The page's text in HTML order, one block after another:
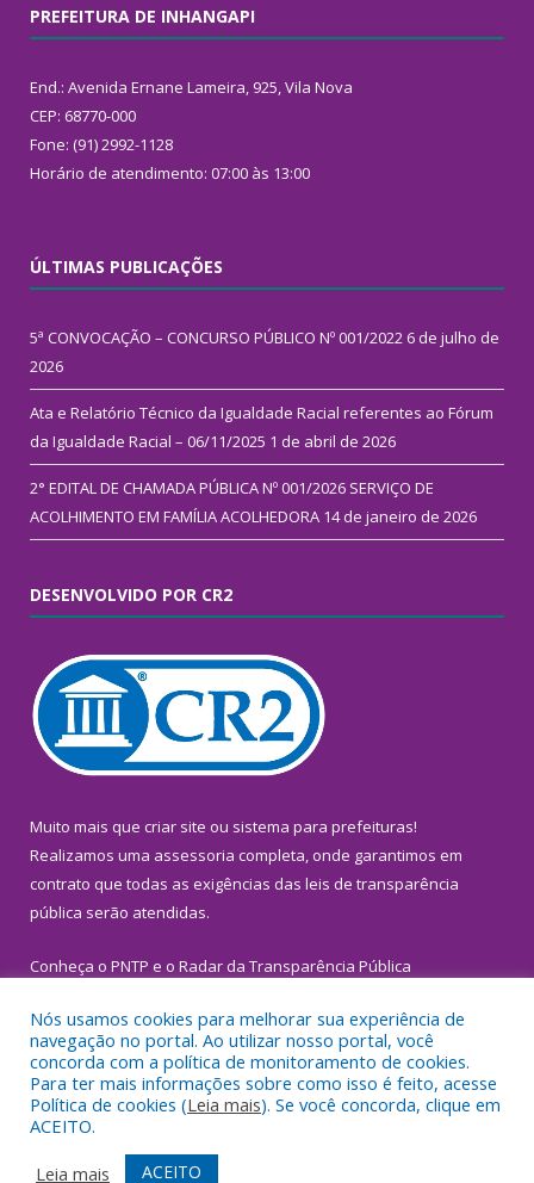
PREFEITURA DE INHANGAPI
End.: Avenida Ernane Lameira, 925, Vila Nova
CEP: 68770-000
Fone: (91) 2992-1128
Horário de atendimento: 07:00 às 13:00
ÚLTIMAS PUBLICAÇÕES
5ª CONVOCAÇÃO – CONCURSO PÚBLICO Nº 001/2022 6 de julho de
2026
Ata e Relatório Técnico da Igualdade Racial referentes ao Fórum
da Igualdade Racial – 06/11/2025 1 de abril de 2026
2° EDITAL DE CHAMADA PÚBLICA Nº 001/2026 SERVIÇO DE
ACOLHIMENTO EM FAMÍLIA ACOLHEDORA 14 de janeiro de 2026
DESENVOLVIDO POR CR2
Muito mais que criar site ou sistema para prefeituras!
Realizamos uma assessoria completa, onde garantimos em
contrato que todas as exigências das leis de transparência
pública serão atendidas.
Conheça o PNTP e o Radar da Transparência Pública
Todos os direitos reservados a Prefeitura Municipal de
Inhangapi.
Mapa do Site
Acessar Área Administrativa
Nós usamos cookies para melhorar sua experiência de
navegação no portal. Ao utilizar nosso portal, você
concorda com a política de monitoramento de cookies.
Para ter mais informações sobre como isso é feito, acesse
Política de cookies (Leia mais). Se você concorda, clique em
ACEITO.
Leia mais
ACEITO